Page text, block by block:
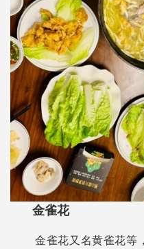
金雀花
金雀花又名黄雀花等